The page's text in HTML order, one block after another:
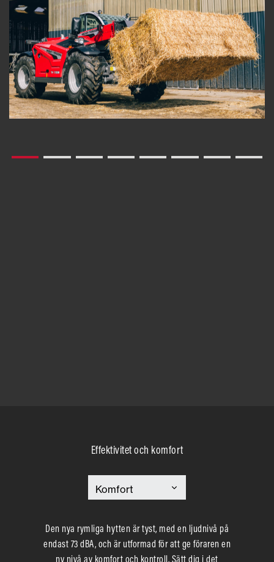
Effektivitet och komfort
Den nya rymliga hytten är tyst, med en ljudnivå på
endast 73 dBA, och är utformad för att ge föraren en
ny nivå av komfort och kontroll. Sätt dig i det